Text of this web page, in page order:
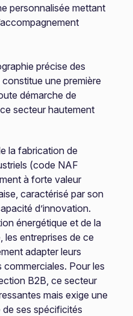
personnalisée mettant
précise des
une première
démarche de
secteur hautement
la fabrication de
(code NAF
à forte valeur
caractérisé par son
d’innovation.
énergétique et de la
entreprises de ce
adapter leurs
Pour les
B2B, ce secteur
mais exige une
ses spécificités